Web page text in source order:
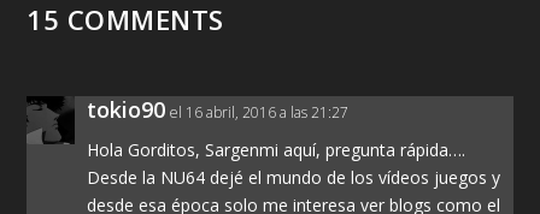
15 COMMENTS
tokio90 el 16 abril, 2016 a las 21:27
Hola Gorditos, Sargenmi aquí, pregunta rápida….
Desde la NU64 dejé el mundo de los vídeos juegos y
desde esa época solo me interesa ver blogs como el